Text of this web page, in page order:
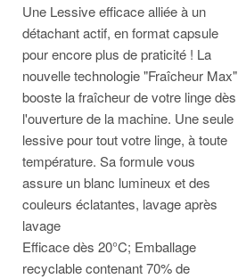
Une Lessive efficace alliée à un
détachant actif, en format capsule
pour encore plus de praticité ! La
nouvelle technologie "Fraîcheur Max"
booste la fraîcheur de votre linge dès
l'ouverture de la machine. Une seule
lessive pour tout votre linge, à toute
température. Sa formule vous
assure un blanc lumineux et des
couleurs éclatantes, lavage après
lavage
Efficace dès 20°C; Emballage
recyclable contenant 70% de